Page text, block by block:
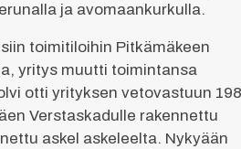
ja avomaankurkulla.
toimitiloihin Pitkämäkeen
yritys muutti toimintansa
otti yrityksen vetovastuun
Verstaskadulle rakennettu
askel askeleelta. Nykyään